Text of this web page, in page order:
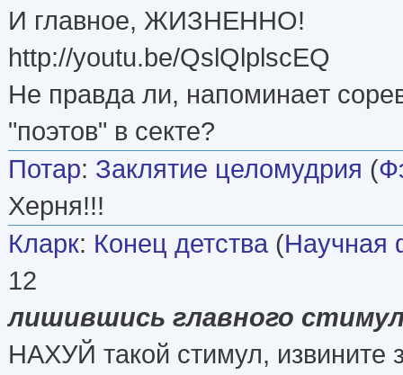
И главное, ЖИЗНЕННО!
http://youtu.be/QslQlplscEQ
Не правда ли, напоминает
"поэтов" в секте?
Потар: Заклятие целомудрия (
Херня!!!
Кларк: Конец детства (Научная
12
лишившись главного
НАХУЙ такой стимул, извините